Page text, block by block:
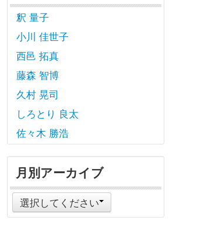
釈 量子
小川 佳世子
西邑 拓真
藤森 智博
久村 晃司
しろとり 良太
佐々木 勝浩
月別アーカイブ
選択してください